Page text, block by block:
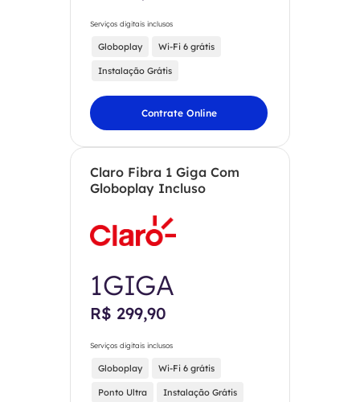
Serviços digitais inclusos
Globoplay Wi-Fi 6 grátis
Instalação Grátis
Contrate Online
Claro Fibra 1 Giga Com
Globoplay Incluso
1GIGA
R$ 299,90
Serviços digitais inclusos
Globoplay Wi-Fi 6 grátis
Ponto Ultra Instalação Grátis